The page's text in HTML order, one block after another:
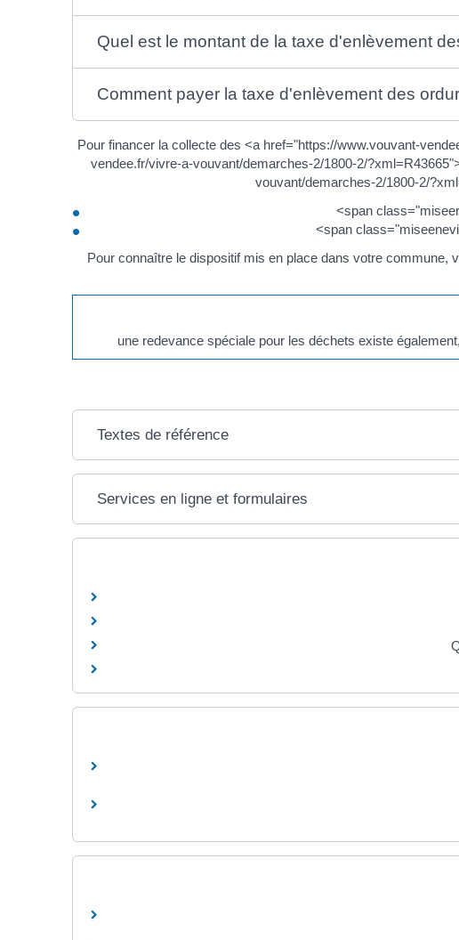
Quel est le montant de la taxe d'enlèvement
Comment payer la taxe d'enlèvement des
Pour financer la collecte des <a href="https://www.vouvant-
vendee.fr/vivre-a-vouvant/demarches-2/1800-2/
vouvant/demarches-2/1800-2/
<span
<span
Pour connaître le dispositif mis en place dans votre commune,
une redevance spéciale pour les déchets existe
Textes de référence
Services en ligne et formulaires